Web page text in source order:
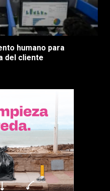
humano para
del cliente